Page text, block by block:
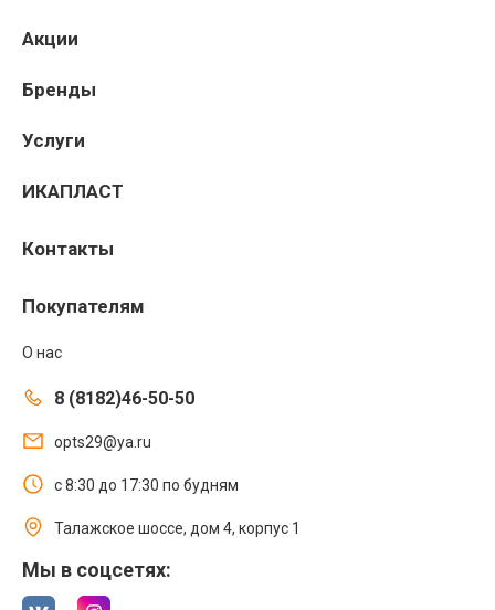
Акции
Бренды
Услуги
ИКАПЛАСТ
Контакты
Покупателям
О нас
8 (8182)46-50-50
opts29@ya.ru
с 8:30 до 17:30 по будням
Талажское шоссе, дом 4, корпус 1
Мы в соцсетях: